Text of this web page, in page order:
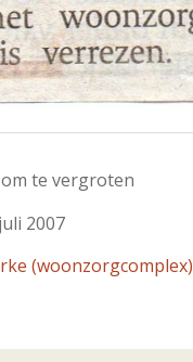
te vergroten
2007
(woonzorgcomplex)